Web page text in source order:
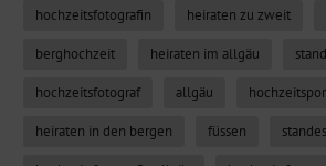
hochzeitsfotografin heiraten zu zweit
berghochzeit heiraten im allgäu
hochzeitsfotograf allgäu
heiraten in den bergen füssen